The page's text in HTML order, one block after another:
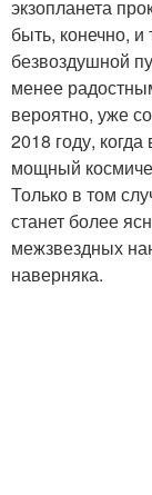
экзопланета
быть, конечно, и
безвоздушной
менее
вероятно, уже
2018 году,
мощный
Только в том
станет более
межзвездных
наверняка.